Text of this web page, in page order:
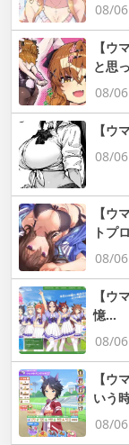
08/
【ウ
と思
08/
【ウ
08/
【ウ
トプ
08/
【ウ
憶…
08/
【ウ
いう
08/